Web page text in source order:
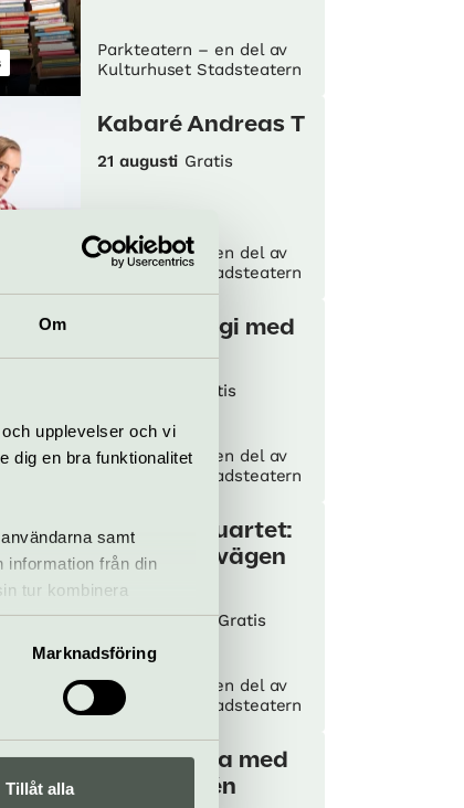
Om
upplevelser och vi
dig en bra funktionalitet
samt
information från din
tur kombinera
använt deras tjänster.
Marknadsföring
Tillåt alla
Parkteatern – en del av
Kulturhuset Stadsteatern
Kabaré Andreas T
21 augusti Gratis
Parkteatern – en del av
Kulturhuset Stadsteatern
Morgonmagi med
fri luft
Gratis
Parkteatern – en del av
Kulturhuset Stadsteatern
Fluencia quartet:
den långa vägen
till nu
28–29 augusti Gratis
Parkteatern – en del av
Kulturhuset Stadsteatern
Stadsopera med
maja frydén